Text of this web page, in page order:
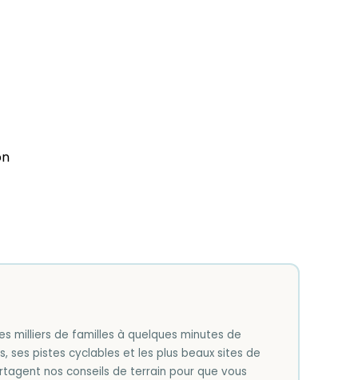
milliers de familles à quelques minutes de
ses pistes cyclables et les plus beaux sites de
nos conseils de terrain pour que vous